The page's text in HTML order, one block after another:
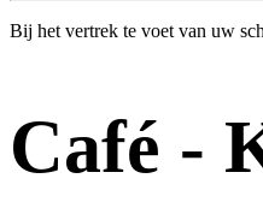
Bij het vertrek te voet van uw
Café -